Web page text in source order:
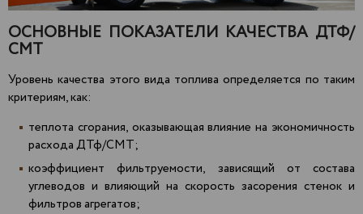
ОСНОВНЫЕ ПОКАЗАТЕЛИ КАЧЕСТВА ДТФ/
СМТ
Уровень качества этого вида топлива определяется по таким
критериям, как:
теплота сгорания, оказывающая влияние на экономичность
расхода ДТф/СМТ;
коэффициент фильтруемости, зависящий от состава
углеводов и влияющий на скорость засорения стенок и
фильтров агрегатов;